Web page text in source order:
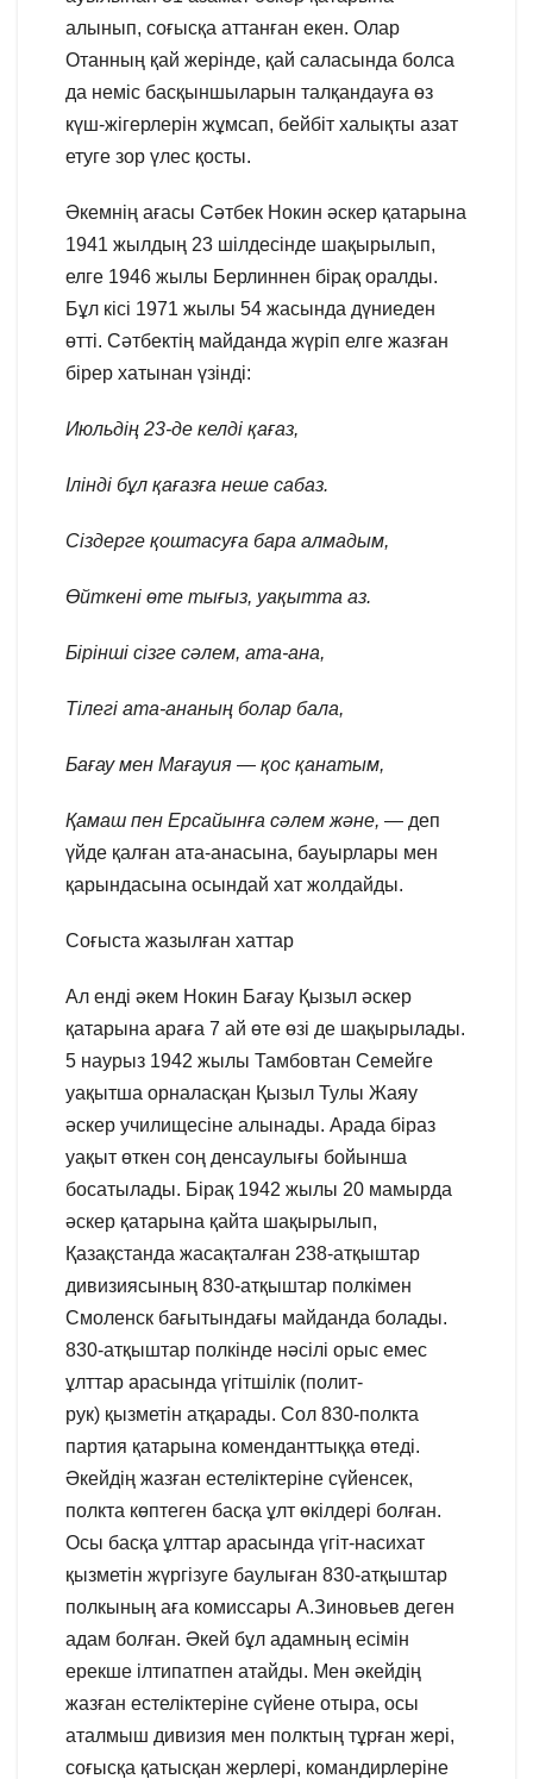
алынып, соғысқа аттанған екен. Олар
Отанның қай жерінде, қай саласында болса
да неміс басқыншыларын талқандауға өз
күш-жігерлерін жұмсап, бейбіт халықты азат
етуге зор үлес қосты.
Әкемнің ағасы Сәтбек Нокин әскер қатарына
1941 жылдың 23 шілдесінде шақырылып,
елге 1946 жылы Берлиннен бірақ оралды.
Бұл кісі 1971 жылы 54 жасында дүниеден
өтті. Сәтбектің майданда жүріп елге жазған
бірер хатынан үзінді:
Июльдің 23-де келді қағаз,
Ілінді бұл қағазға неше сабаз.
Сіздерге қоштасуға бара алмадым,
Өйткені өте тығыз, уақытта аз.
Бірінші сізге сәлем, ата-ана,
Тілегі ата-ананың болар бала,
Бағау мен Мағауия — қос қанатым,
Қамаш пен Ерсайынға сәлем және, — деп
үйде қалған ата-анасына, бауырлары мен
қарындасына осындай хат жолдайды.
Соғыста жазылған хаттар
Ал енді әкем Нокин Бағау Қызыл әскер
қатарына араға 7 ай өте өзі де шақырылады.
5 наурыз 1942 жылы Тамбовтан Семейге
уақытша орналасқан Қызыл Тулы Жаяу
әскер училищесіне алынады. Арада біраз
уақыт өткен соң денсаулығы бойынша
босатылады. Бірақ 1942 жылы 20 мамырда
әскер қатарына қайта шақырылып,
Қазақстанда жасақталған 238-атқыштар
дивизиясының 830-атқыштар полкімен
Смоленск бағытындағы майданда болады.
830-атқыштар полкінде нәсілі орыс емес
ұлттар арасында үгітшілік (полит-
рук) қызметін атқарады. Сол 830-полкта
партия қатарына коменданттыққа өтеді.
Әкейдің жазған естеліктеріне сүйенсек,
полкта көптеген басқа ұлт өкілдері болған.
Осы басқа ұлттар арасында үгіт-насихат
қызметін жүргізуге баулыған 830-атқыштар
полкының аға комиссары А.Зиновьев деген
адам болған. Әкей бұл адамның есімін
ерекше ілтипатпен атайды. Мен әкейдің
жазған естеліктеріне сүйене отыра, осы
аталмыш дивизия мен полктың тұрған жері,
соғысқа қатысқан жерлері, командирлеріне